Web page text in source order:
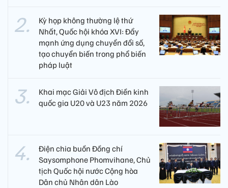
Kỳ họp không thường lệ thứ
Nhất, Quốc hội khóa XVI: Đẩy
mạnh ứng dụng chuyển đổi số,
tạo chuyển biến trong phổ biến
pháp luật
Khai mạc Giải Vô địch Điền kinh
quốc gia U20 và U23 năm 2026
Điện chia buồn Đồng chí
Saysomphone Phomvihane, Chủ
tịch Quốc hội nước Cộng hòa
Dân chủ Nhân dân Lào